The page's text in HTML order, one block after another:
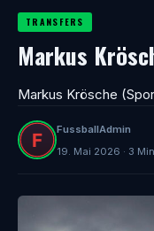
TRANSFERS
Markus
Markus Krösche
FussballAdmin
19. Mai 2026 · 3